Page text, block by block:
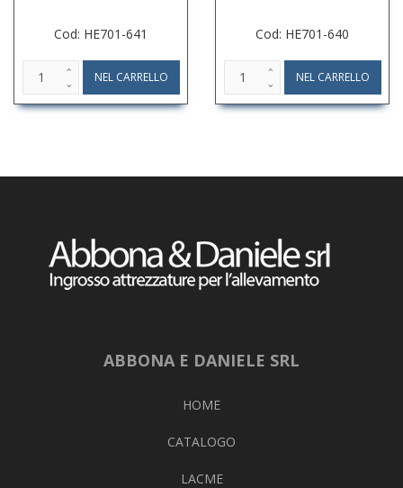
Cod: HE701-641 Cod: HE701-640
ABBONA E DANIELE SRL
HOME
CATALOGO
LACME